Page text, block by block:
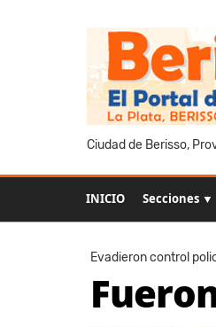
Ciudad de Berisso,
INICIO Secciones ▼
Evadieron control